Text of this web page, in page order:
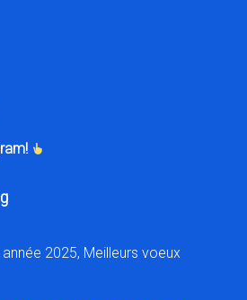
2025, Meilleurs voeux